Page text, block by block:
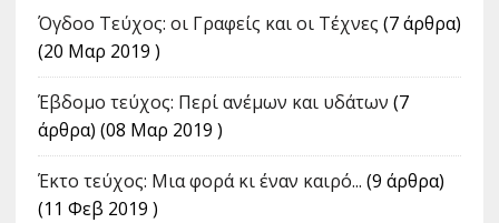
Όγδοο Τεύχος: οι Γραφείς και οι Τέχνες (7 άρθρα)
(20 Μαρ 2019 )
Έβδομο τεύχος: Περί ανέμων και υδάτων (7
άρθρα) (08 Μαρ 2019 )
Έκτο τεύχος: Μια φορά κι έναν καιρό... (9 άρθρα)
(11 Φεβ 2019 )